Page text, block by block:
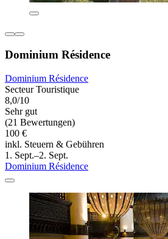
Dominium Résidence
Dominium Résidence
Secteur Touristique
8,0/10
Sehr gut
(21 Bewertungen)
100 €
inkl. Steuern & Gebühren
1. Sept.–2. Sept.
Dominium Résidence